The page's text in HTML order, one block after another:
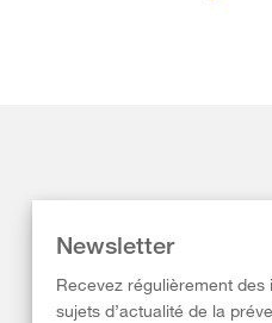
Newsletter
Recevez régulièrement des
sujets d’actualité de la